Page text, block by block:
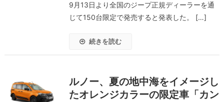
9月13日より全国のジープ正規ディーラーを通
じて150台限定で発売すると発表した。 […]
続きを読む
ルノー、夏の地中海をイメージし
たオレンジカラーの限定車「カン